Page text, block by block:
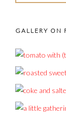
GALLERY ON